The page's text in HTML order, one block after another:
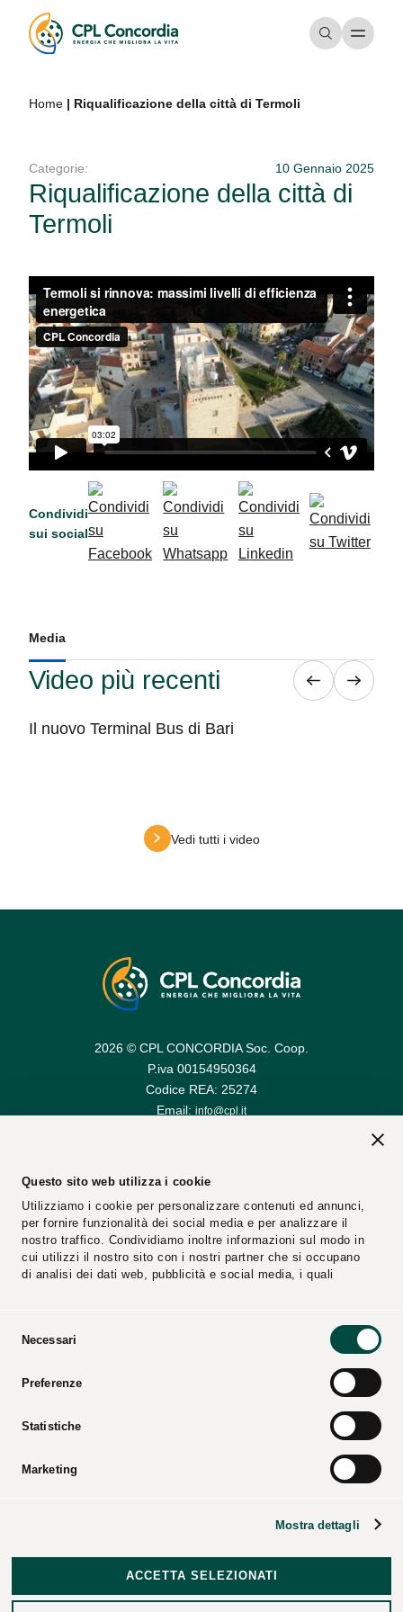
Questo sito web utilizza i cookie
Utilizziamo i cookie per personalizzare contenuti ed annunci,
per fornire funzionalità dei social media e per analizzare il
nostro traffico. Condividiamo inoltre informazioni sul modo in
cui utilizzi il nostro sito con i nostri partner che si occupano
di analisi dei dati web, pubblicità e social media, i quali
Necessari
Preferenze
Statistiche
Marketing
Mostra dettagli
ACCETTA SELEZIONATI
Home | Riqualificazione della città di Termoli
Categorie: 10 Gennaio 2025
Riqualificazione della città di
Termoli
Condividi
sui social
Media
Video più recenti
Il nuovo Terminal Bus di Bari
Vedi tutti i video
2026 © CPL CONCORDIA Soc. Coop.
P.iva 00154950364
Codice REA: 25274
Email: info@cpl.it
00154950364 – Codice REA: 25274 – Codice ROC: 27937 –
Dati societari–Note legali–Informative–Delibera AGCOM
Data Breach Policy–Revoca Consenso ed
Esercizio dei Diritti degli Interessati–Credits